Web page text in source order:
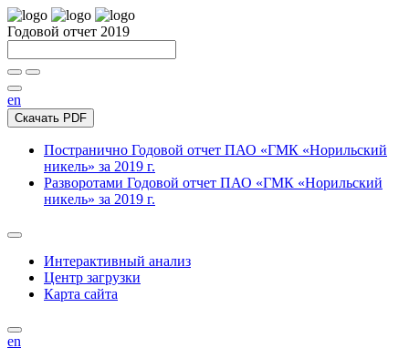
Годовой отчет 2019
en
Скачать PDF
Постранично Годовой отчет ПАО «ГМК «Норильский
никель» за 2019 г.
Разворотами Годовой отчет ПАО «ГМК «Норильский
никель» за 2019 г.
Интерактивный анализ
Центр загрузки
Карта сайта
en